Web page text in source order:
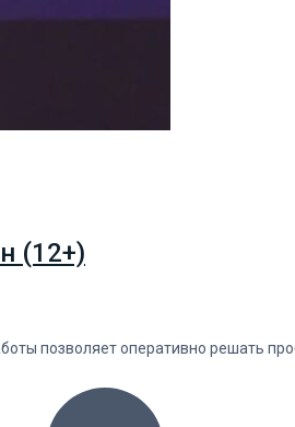
(12+)
позволяет оперативно решать